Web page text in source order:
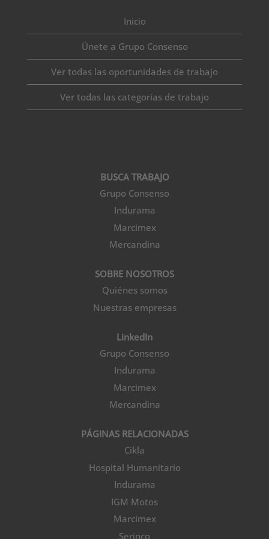
Inicio
Únete a Grupo Consenso
Ver todas las oportunidades de trabajo
Ver todas las categorías de trabajo
BUSCA TRABAJO
Grupo Consenso
Indurama
Marcimex
Mercandina
SOBRE NOSOTROS
Quiénes somos
Nuestras empresas
LinkedIn
Grupo Consenso
Indurama
Marcimex
Mercandina
PÁGINAS RELACIONADAS
Cikla
Hospital Humanitario
Indurama
IGM Motos
Marcimex
Serinco